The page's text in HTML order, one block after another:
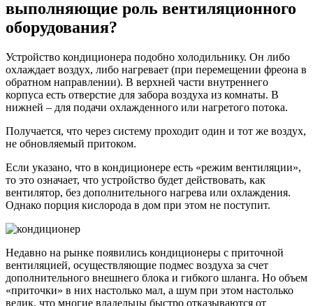
выполняющие роль вентиляционного
оборудования?
Устройство кондиционера подобно холодильнику. Он либо
охлаждает воздух, либо нагревает (при перемещении фреона в
обратном направлении). В верхней части внутреннего
корпуса есть отверстие для забора воздуха из комнаты. В
нижней – для подачи охлажденного или нагретого потока.
Получается, что через систему проходит один и тот же воздух,
не обновляемый притоком.
Если указано, что в кондиционере есть «режим вентиляции»,
то это означает, что устройство будет действовать, как
вентилятор, без дополнительного нагрева или охлаждения.
Однако порция кислорода в дом при этом не поступит.
Недавно на рынке появились кондиционеры с приточной
вентиляцией, осуществляющие подмес воздуха за счет
дополнительного внешнего блока и гибкого шланга. Но объем
«приточки» в них настолько мал, а шум при этом настолько
велик, что многие владельцы быстро отказываются от